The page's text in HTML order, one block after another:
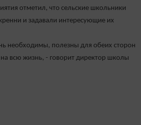
отметил, что сельские школьники
и задавали интересующие их
необходимы, полезны для обеих сторон
всю жизнь, - говорит директор школы